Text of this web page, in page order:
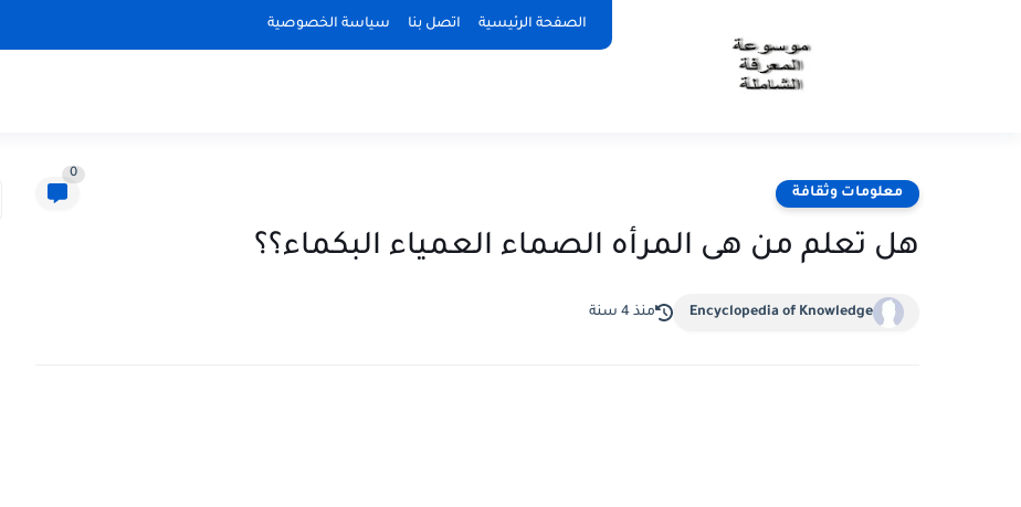
الصفحة الرئيسية اتصل بنا سياسة الخصوصية
معلومات وثقافة
0
هل تعلم من هى المرأه الصماء العمياء البكماء؟؟
Encyclopedia of Knowledge منذ 4 سنة